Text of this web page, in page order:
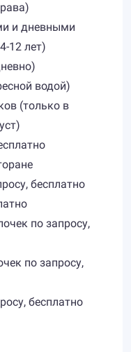
и дневными
12 лет)
водой)
(только в
бесплатно
по запросу,
по запросу,
бесплатно